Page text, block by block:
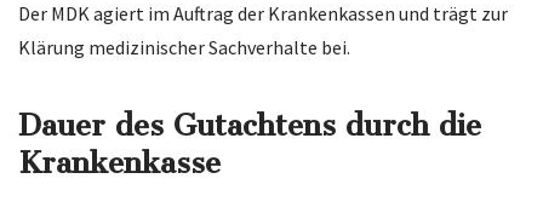
Der MDK agiert im Auftrag der Krankenkassen und trägt zur
Klärung medizinischer Sachverhalte bei.
Dauer des Gutachtens durch die
Krankenkasse